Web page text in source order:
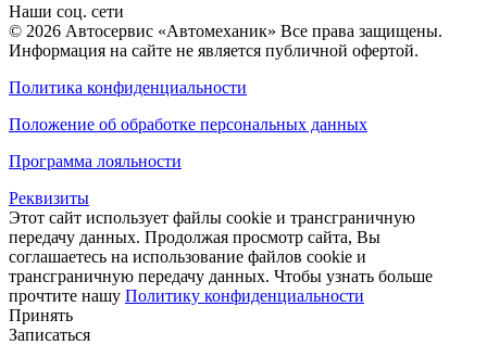
Наши соц. сети
© 2026 Автосервис «Автомеханик» Все права защищены.
Информация на сайте не является публичной офертой.
Политика конфиденциальности
Положение об обработке персональных данных
Программа лояльности
Реквизиты
Этот сайт использует файлы cookie и трансграничную
передачу данных. Продолжая просмотр сайта, Вы
соглашаетесь на использование файлов cookie и
трансграничную передачу данных. Чтобы узнать больше
прочтите нашу Политику конфиденциальности
Принять
Записаться